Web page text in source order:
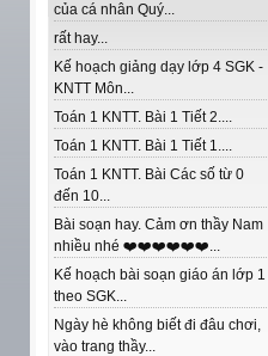
của cá nhân Quý...
rất hay...
Kế hoạch giảng dạy lớp 4 SGK -
KNTT Môn...
Toán 1 KNTT. Bài 1 Tiết 2....
Toán 1 KNTT. Bài 1 Tiết 1....
Toán 1 KNTT. Bài Các số từ 0
đến 10...
Bài soạn hay. Cảm ơn thầy Nam
nhiều nhé ❤️❤️❤️❤️❤️❤️...
Kế hoạch bài soạn giáo án lớp 1
theo SGK...
Ngày hè không biết đi đâu chơi,
vào trang thầy...